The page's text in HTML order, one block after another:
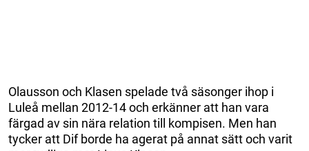
Olausson och Klasen spelade två säsonger ihop i
Luleå mellan 2012-14 och erkänner att han vara
färgad av sin nära relation till kompisen. Men han
tycker att Dif borde ha agerat på annat sätt och varit